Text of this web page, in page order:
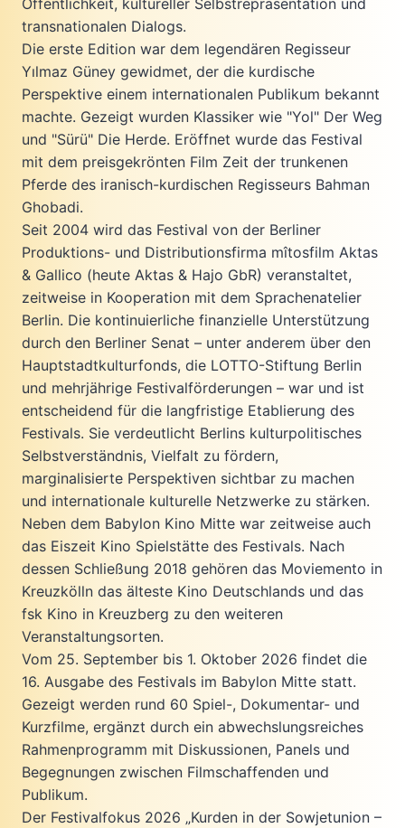
Öffentlichkeit, kultureller Selbstrepräsentation und
transnationalen Dialogs.
Die erste Edition war dem legendären Regisseur
Yılmaz Güney gewidmet, der die kurdische
Perspektive einem internationalen Publikum bekannt
machte. Gezeigt wurden Klassiker wie "Yol" Der Weg
und "Sürü" Die Herde. Eröffnet wurde das Festival
mit dem preisgekrönten Film Zeit der trunkenen
Pferde des iranisch-kurdischen Regisseurs Bahman
Ghobadi.
Seit 2004 wird das Festival von der Berliner
Produktions- und Distributionsfirma mîtosfilm Aktas
& Gallico (heute Aktas & Hajo GbR) veranstaltet,
zeitweise in Kooperation mit dem Sprachenatelier
Berlin. Die kontinuierliche finanzielle Unterstützung
durch den Berliner Senat – unter anderem über den
Hauptstadtkulturfonds, die LOTTO-Stiftung Berlin
und mehrjährige Festivalförderungen – war und ist
entscheidend für die langfristige Etablierung des
Festivals. Sie verdeutlicht Berlins kulturpolitisches
Selbstverständnis, Vielfalt zu fördern,
marginalisierte Perspektiven sichtbar zu machen
und internationale kulturelle Netzwerke zu stärken.
Neben dem Babylon Kino Mitte war zeitweise auch
das Eiszeit Kino Spielstätte des Festivals. Nach
dessen Schließung 2018 gehören das Moviemento in
Kreuzkölln das älteste Kino Deutschlands und das
fsk Kino in Kreuzberg zu den weiteren
Veranstaltungsorten.
Vom 25. September bis 1. Oktober 2026 findet die
16. Ausgabe des Festivals im Babylon Mitte statt.
Gezeigt werden rund 60 Spiel-, Dokumentar- und
Kurzfilme, ergänzt durch ein abwechslungsreiches
Rahmenprogramm mit Diskussionen, Panels und
Begegnungen zwischen Filmschaffenden und
Publikum.
Der Festivalfokus 2026 „Kurden in der Sowjetunion –